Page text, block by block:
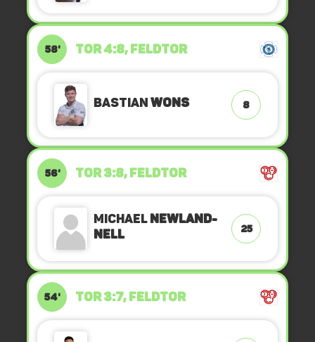
58' TOR 4:8, FELDTOR
BastianWons 8
56' TOR 3:8, FELDTOR
MichaelNewland-
Nell
25
54' TOR 3:7, FELDTOR